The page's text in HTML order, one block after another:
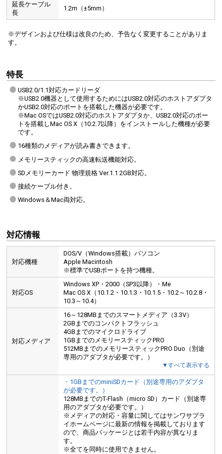
延長ケーブル
長
1.2m（±5mm）
※デザインおよび仕様は改良のため、予告なく変更することがありま
す。
特長
USB2.0/1.1対応カードリーダ
※USB2.0機器として使用するためにはUSB2.0対応のホストアダプタ
かUSB2.0対応のポートを搭載した機器が必要です。
※Mac OSではUSB2.0対応のホストアダプタか、USB2.0対応のポー
トを搭載しMac OS X（10.2.7以降）をインストールした機種が必要
です。
16種類のメディアが読み書きできます。
メモリースティックの高速転送機能対応。
SDメモリーカード 物理規格 Ver.1.1 2GB対応。
接続ケーブル付き。
Windows＆Mac両対応。
対応情報
対応機種
DOS/V（Windows搭載）パソコン
Apple Macintosh
※標準でUSBポートを持つ機種。
対応OS
Windows XP・2000（SP3以降）・Me
Mac OS X（10.1.2・10.1.3・10.1.5・10.2～10.2.8・
10.3～10.4）
対応メディア
16～128MBまでのスマートメディア（3.3V）
2GBまでのコンパクトフラッシュ
4GBまでのマイクロドライブ
1GBまでのメモリースティックPRO
512MBまでのメモリースティックPRO Duo（別途
専用のアダプタが必要です。）
▼すべて表示する
・1GBまでのminiSDカード（別途専用のアダプタ
が必要です。）
128MBまでのT-Flash（micro SD）カード（別途専
用のアダプタが必要です。）
※メディアの対応・容量に関してはサンワサプラ
イホームページに最新の情報を掲載しております
ので、商品パッケージとは若干内容が異なりま
す。
※全てを同時に使用できません。